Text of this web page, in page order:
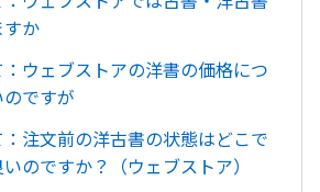
か
ウェブストアの洋書の価格につ
ですが
注文前の洋古書の状態はどこで
のですか？（ウェブストア）